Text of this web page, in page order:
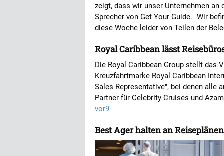
zeigt, dass wir unser Unternehmen
Sprecher von Get Your Guide. "Wir
diese Woche leider von Teilen der
Royal Caribbean lässt
Die Royal Caribbean Group stellt das
Kreuzfahrtmarke Royal Caribbean
Sales Representative", bei denen alle
Partner für Celebrity Cruises und
vor9
Best Ager halten an